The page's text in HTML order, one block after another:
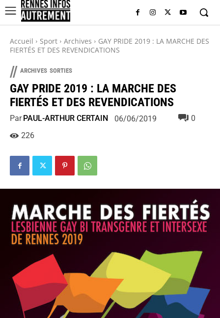
Accueil Sport Archives
GAY PRIDE 2019 : LA MARCHE DES
FIERTÉS ET DES REVENDICATIONS
// ARCHIVES SORTIES
GAY PRIDE 2019 : LA MARCHE DES
FIERTÉS ET DES REVENDICATIONS
Par PAUL-ARTHUR CERTAIN 06/06/2019
0
226